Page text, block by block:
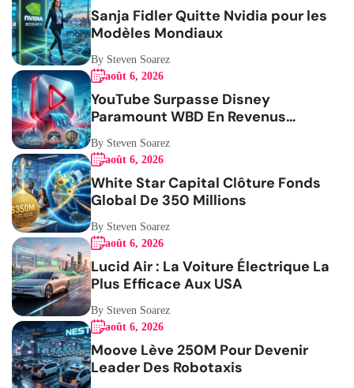
Sanja Fidler Quitte Nvidia pour les
Modèles Mondiaux
By Steven Soarez
août 6, 2026
YouTube Surpasse Disney
Paramount WBD En Revenus
Publicitaires
By Steven Soarez
août 6, 2026
White Star Capital Clôture Fonds
Global De 350 Millions
By Steven Soarez
août 6, 2026
Lucid Air : La Voiture Électrique La
Plus Efficace Aux USA
By Steven Soarez
août 6, 2026
Moove Lève 250M Pour Devenir
Leader Des Robotaxis